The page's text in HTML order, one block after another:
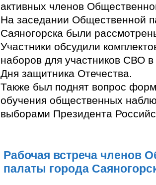
активных членов
На заседании Общественной
Саяногорска были
Участники обсудили
наборов для участников СВО в
Дня защитника Отечества.
Также был поднят вопрос
обучения общественных
выборами Президента
Рабочая встреча членов
палаты города